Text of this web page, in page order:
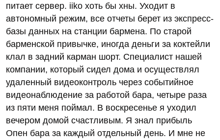
питает сервер. iiko хоть бы хны. Уходит в
автономный режим, все отчеты берет из экспресс-
базы данных на станции бармена. По старой
барменской привычке, иногда деньги за коктейли
клал в задний карман шорт. Специалист нашей
компании, который сидел дома и осуществлял
удаленный видеоконтроль через событийное
видеонаблюдение за работой бара, четыре раза
из пяти меня поймал. В воскресенье я уходил
вечером домой счастливым. Я знал прибыль
Опен бара за каждый отдельный день. И мне не